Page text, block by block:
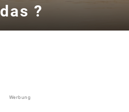
?
Werbung